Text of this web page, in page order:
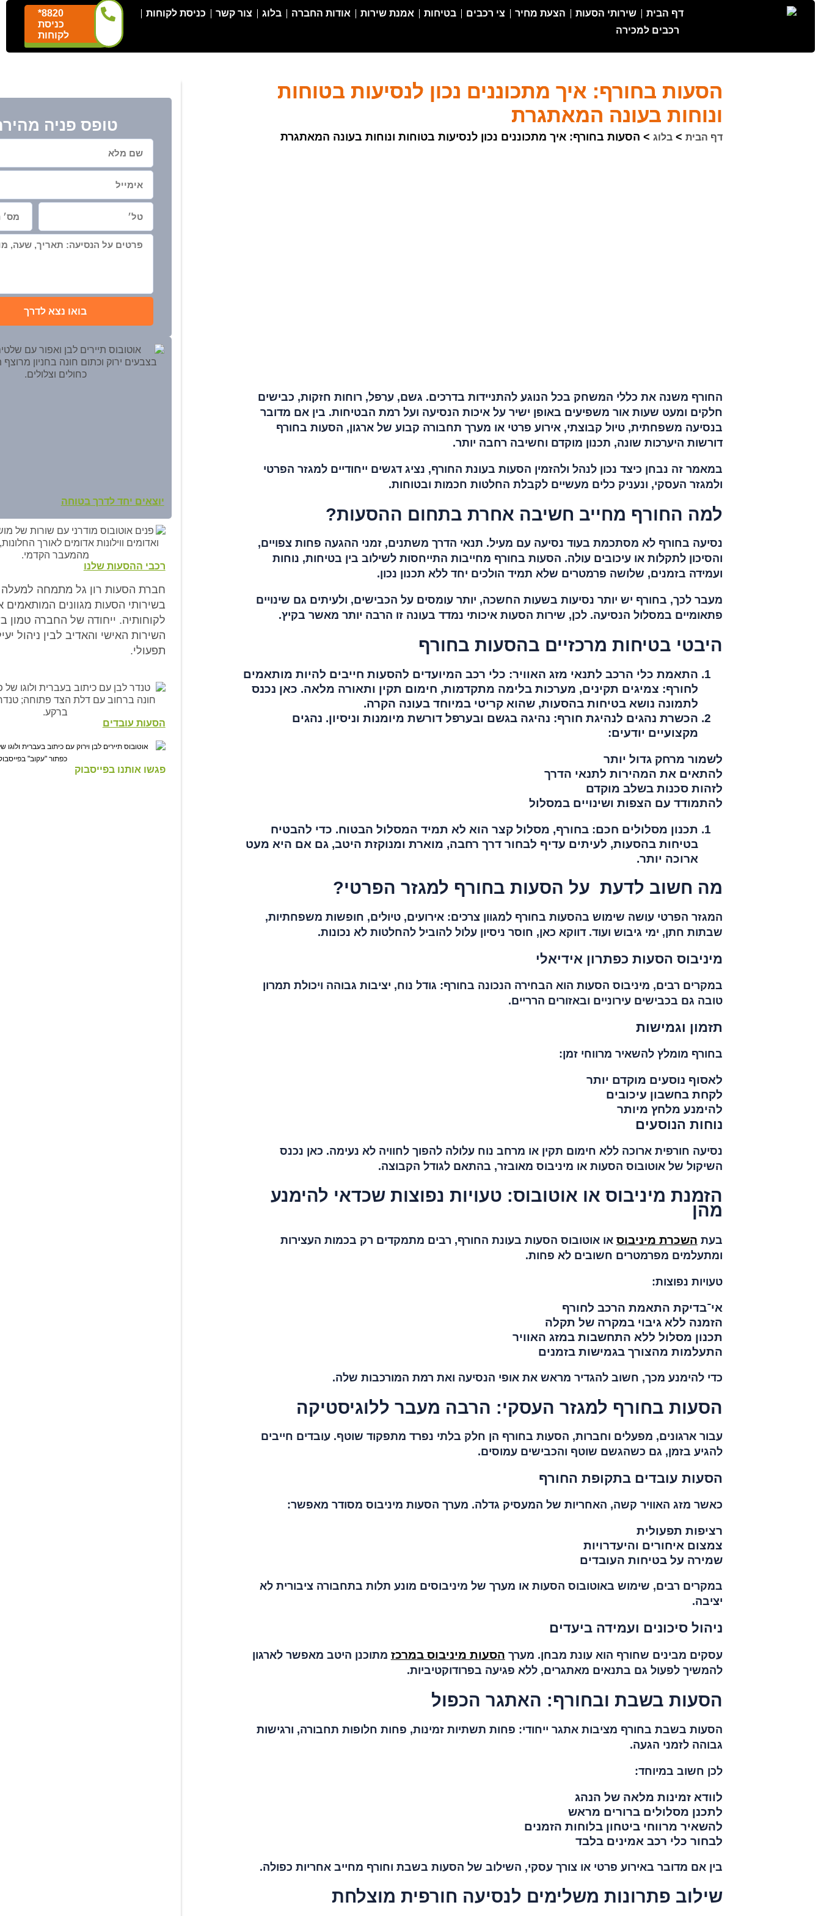
דף הבית שירותי הסעות הצעת מחיר צי רכבים בטיחות אמנת שירות אודות החברה בלוג צור קשר
כניסת לקוחות
רכבים למכירה
*8820
כניסת
לקוחות
הסעות בחורף: איך מתכוננים נכון לנסיעות בטוחות
ונוחות בעונה המאתגרת
דף הבית >בלוג > הסעות בחורף: איך מתכוננים נכון לנסיעות בטוחות ונוחות בעונה המאתגרת
החורף משנה את כללי המשחק בכל הנוגע להתניידות בדרכים. גשם, ערפל, רוחות חזקות, כבישים
חלקים ומעט שעות אור משפיעים באופן ישיר על איכות הנסיעה ועל רמת הבטיחות. בין אם מדובר
בנסיעה משפחתית, טיול קבוצתי, אירוע פרטי או מערך תחבורה קבוע של ארגון, הסעות בחורף
דורשות היערכות שונה, תכנון מוקדם וחשיבה רחבה יותר.
במאמר זה נבחן כיצד נכון לנהל ולהזמין הסעות בעונת החורף, נציג דגשים ייחודיים למגזר הפרטי
ולמגזר העסקי, ונעניק כלים מעשיים לקבלת החלטות חכמות ובטוחות.
למה החורף מחייב חשיבה אחרת בתחום ההסעות?
נסיעה בחורף לא מסתכמת בעוד נסיעה עם מעיל. תנאי הדרך משתנים, זמני ההגעה פחות צפויים,
והסיכון לתקלות או עיכובים עולה. הסעות בחורף מחייבות התייחסות לשילוב בין בטיחות, נוחות
ועמידה בזמנים, שלושה פרמטרים שלא תמיד הולכים יחד ללא תכנון נכון.
מעבר לכך, בחורף יש יותר נסיעות בשעות החשכה, יותר עומסים על הכבישים, ולעיתים גם שינויים
פתאומיים במסלול הנסיעה. לכן, שירות הסעות איכותי נמדד בעונה זו הרבה יותר מאשר בקיץ.
היבטי בטיחות מרכזיים בהסעות בחורף
התאמת כלי הרכב לתנאי מזג האוויר: כלי רכב המיועדים להסעות חייבים להיות מותאמים
לחורף: צמיגים תקינים, מערכות בלימה מתקדמות, חימום תקין ותאורה מלאה. כאן נכנס
לתמונה נושא בטיחות בהסעות, שהוא קריטי במיוחד בעונה הקרה.
הכשרת נהגים לנהיגת חורף: נהיגה בגשם ובערפל דורשת מיומנות וניסיון. נהגים
מקצועיים יודעים:
לשמור מרחק גדול יותר
להתאים את המהירות לתנאי הדרך
לזהות סכנות בשלב מוקדם
להתמודד עם הצפות ושינויים במסלול
תכנון מסלולים חכם: בחורף, מסלול קצר הוא לא תמיד המסלול הבטוח. כדי להבטיח
בטיחות בהסעות, לעיתים עדיף לבחור דרך רחבה, מוארת ומנוקזת היטב, גם אם היא מעט
ארוכה יותר.
מה חשוב לדעת על הסעות בחורף למגזר הפרטי?
המגזר הפרטי עושה שימוש בהסעות בחורף למגוון צרכים: אירועים, טיולים, חופשות משפחתיות,
שבתות חתן, ימי גיבוש ועוד. דווקא כאן, חוסר ניסיון עלול להוביל להחלטות לא נכונות.
מיניבוס הסעות כפתרון אידיאלי
במקרים רבים, מיניבוס הסעות הוא הבחירה הנכונה בחורף: גודל נוח, יציבות גבוהה ויכולת תמרון
טובה גם בכבישים עירוניים ובאזורים הרריים.
תזמון וגמישות
בחורף מומלץ להשאיר מרווחי זמן:
לאסוף נוסעים מוקדם יותר
לקחת בחשבון עיכובים
להימנע מלחץ מיותר
נוחות הנוסעים
נסיעה חורפית ארוכה ללא חימום תקין או מרחב נוח עלולה להפוך לחוויה לא נעימה. כאן נכנס
השיקול של אוטובוס הסעות או מיניבוס מאובזר, בהתאם לגודל הקבוצה.
הזמנת מיניבוס או אוטובוס: טעויות נפוצות שכדאי להימנע
מהן
בעת השכרת מיניבוס או אוטובוס הסעות בעונת החורף, רבים מתמקדים רק בכמות העצירות
ומתעלמים מפרמטרים חשובים לא פחות.
טעויות נפוצות:
אי־בדיקת התאמת הרכב לחורף
הזמנה ללא גיבוי במקרה של תקלה
תכנון מסלול ללא התחשבות במזג האוויר
התעלמות מהצורך בגמישות בזמנים
כדי להימנע מכך, חשוב להגדיר מראש את אופי הנסיעה ואת רמת המורכבות שלה.
הסעות בחורף למגזר העסקי: הרבה מעבר ללוגיסטיקה
עבור ארגונים, מפעלים וחברות, הסעות בחורף הן חלק בלתי נפרד מתפקוד שוטף. עובדים חייבים
להגיע בזמן, גם כשהגשם שוטף והכבישים עמוסים.
הסעות עובדים בתקופת החורף
כאשר מזג האוויר קשה, האחריות של המעסיק גדלה. מערך הסעות מיניבוס מסודר מאפשר:
רציפות תפעולית
צמצום איחורים והיעדרויות
שמירה על בטיחות העובדים
במקרים רבים, שימוש באוטובוס הסעות או מערך של מיניבוסים מונע תלות בתחבורה ציבורית לא
יציבה.
ניהול סיכונים ועמידה ביעדים
עסקים מבינים שחורף הוא עונת מבחן. מערך הסעות מיניבוס במרכז מתוכנן היטב מאפשר לארגון
להמשיך לפעול גם בתנאים מאתגרים, ללא פגיעה בפרודוקטיביות.
הסעות בשבת ובחורף: האתגר הכפול
הסעות בשבת בחורף מציבות אתגר ייחודי: פחות תשתיות זמינות, פחות חלופות תחבורה, ורגישות
גבוהה לזמני הגעה.
לכן חשוב במיוחד:
לוודא זמינות מלאה של הנהג
לתכנן מסלולים ברורים מראש
להשאיר מרווחי ביטחון בלוחות הזמנים
לבחור כלי רכב אמינים בלבד
בין אם מדובר באירוע פרטי או צורך עסקי, השילוב של הסעות בשבת וחורף מחייב אחריות כפולה.
שילוב פתרונות משלימים לנסיעה חורפית מוצלחת
טופס פניה
בואו נצא לדרך
יוצאים יחד לדרך בטוחה
רכבי ההסעות שלנו
בשירותי הסעות מגוונים המותאמים
לקוחותיה. ייחודה של החברה טמון
השירות האישי והאדיב לבין ניהול
תפעולי.
הסעות עובדים
פגשו אותנו בפייסבוק